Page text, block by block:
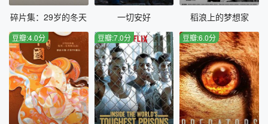
碎片集：29岁的冬天 一切安好 稻浪上的梦想家
豆瓣:4.0分 豆瓣:7.0分 豆瓣:6.0分